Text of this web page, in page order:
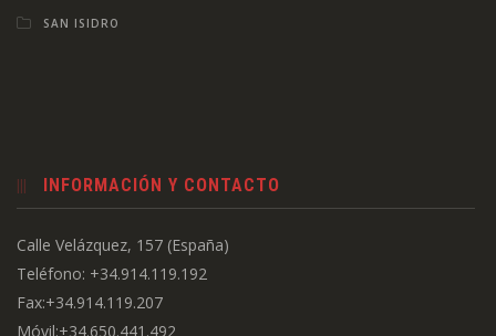
SAN ISIDRO
INFORMACIÓN Y CONTACTO
Calle Velázquez, 157 (España)
Teléfono: +34.914.119.192
Fax:+34.914.119.207
Móvil:+34.650.441.492